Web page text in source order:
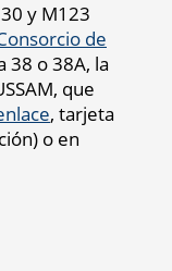
y M123
de
38 o 38A, la
que
, tarjeta
o en